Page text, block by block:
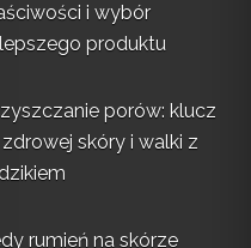
i wybór
produktu
porów: klucz
skóry i walki z
rumień na skórze